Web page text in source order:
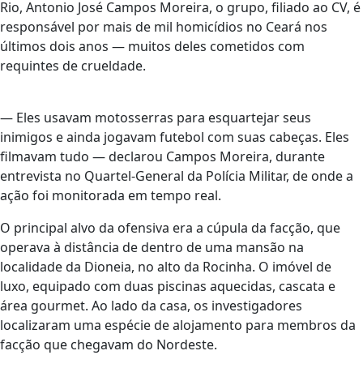
Rio, Antonio José Campos Moreira, o grupo, filiado ao CV, é
responsável por mais de mil homicídios no Ceará nos
últimos dois anos — muitos deles cometidos com
requintes de crueldade.
— Eles usavam motosserras para esquartejar seus
inimigos e ainda jogavam futebol com suas cabeças. Eles
filmavam tudo — declarou Campos Moreira, durante
entrevista no Quartel-General da Polícia Militar, de onde a
ação foi monitorada em tempo real.
O principal alvo da ofensiva era a cúpula da facção, que
operava à distância de dentro de uma mansão na
localidade da Dioneia, no alto da Rocinha. O imóvel de
luxo, equipado com duas piscinas aquecidas, cascata e
área gourmet. Ao lado da casa, os investigadores
localizaram uma espécie de alojamento para membros da
facção que chegavam do Nordeste.